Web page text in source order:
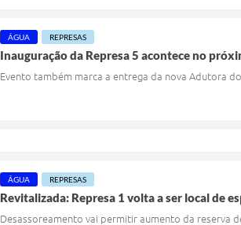
ÁGUA REPRESAS
Inauguração da Represa 5 acontece no
Evento também marca a entrega da nova Adutora
ÁGUA REPRESAS
Revitalizada: Represa 1 volta a ser local de
Desassoreamento vai permitir aumento da reserva